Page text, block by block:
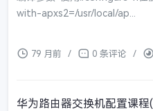
with-apxs2=/usr/local/ap...
79 月前 / 0 条评论 /
华为路由器交换机配置课程